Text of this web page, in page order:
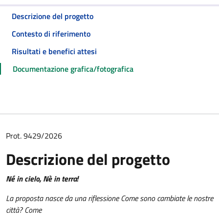
Descrizione del progetto
Contesto di riferimento
Risultati e benefici attesi
Documentazione grafica/fotografica
Prot. 9429/2026
Descrizione del progetto
Né in cielo, Nè in terra!
La proposta nasce da una riflessione Come sono cambiate le nostre
città? Come